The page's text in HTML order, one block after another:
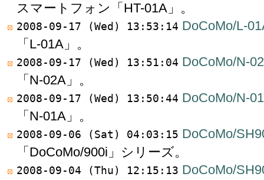
スマートフォン「HT-01A」。
2008-09-17 (Wed) 13:53:14 DoCoMo/L-
「L-01A」。
2008-09-17 (Wed) 13:51:04 DoCoMo/N-
「N-02A」。
2008-09-17 (Wed) 13:50:44 DoCoMo/N-
「N-01A」。
2008-09-06 (Sat) 04:03:15 DoCoMo/
「DoCoMo/900i」シリーズ。
2008-09-04 (Thu) 12:15:13 DoCoMo/